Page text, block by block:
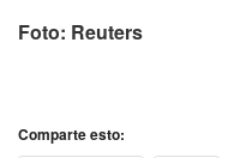
Foto: Reuters
Comparte esto: